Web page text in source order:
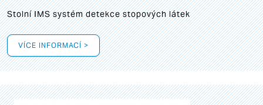
Stolní IMS systém detekce stopových látek
VÍCE INFORMACÍ >